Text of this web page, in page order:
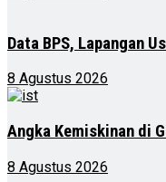
Data BPS, Lapangan
8 Agustus 2026
Angka Kemiskinan di
8 Agustus 2026